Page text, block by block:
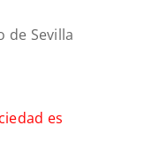
de Sevilla
es